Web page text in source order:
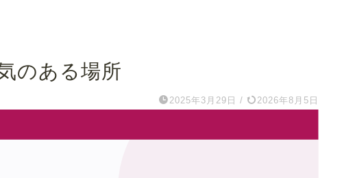
のある場所
2025年3月29日 / 2026年8月5日